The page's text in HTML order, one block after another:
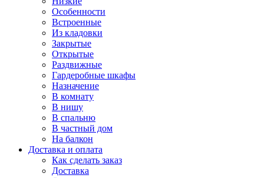
Особенности
Встроенные
Из кладовки
Закрытые
Открытые
Раздвижные
Гардеробные шкафы
Назначение
В комнату
В нишу
В спальню
В частный дом
На балкон
Доставка и оплата
Как сделать заказ
Доставка